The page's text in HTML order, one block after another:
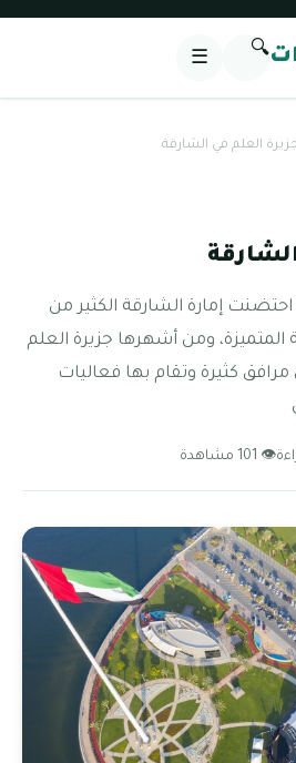
🔍
☰
العلم في الشارقة
إمارة الشارقة الكثير من
المتميزة، ومن أشهرها جزيرة العلم
كثيرة وتقام بها فعاليات
👁 101 مشاهدة